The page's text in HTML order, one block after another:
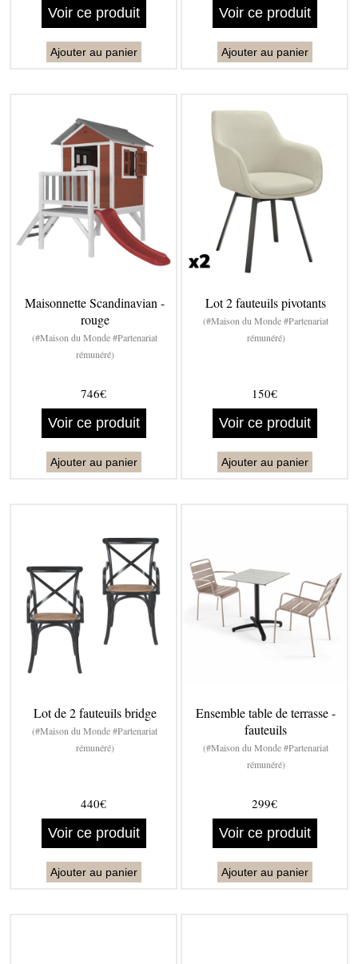
Voir ce produit
Ajouter au panier
Voir ce produit
Ajouter au panier
Maisonnette Scandinavian -
rouge
(#Maison du Monde #Partenariat
rémunéré)
746€
Voir ce produit
Ajouter au panier
Lot 2 fauteuils pivotants
(#Maison du Monde #Partenariat
rémunéré)
150€
Voir ce produit
Ajouter au panier
Lot de 2 fauteuils bridge
(#Maison du Monde #Partenariat
rémunéré)
440€
Voir ce produit
Ajouter au panier
Ensemble table de terrasse -
fauteuils
(#Maison du Monde #Partenariat
rémunéré)
299€
Voir ce produit
Ajouter au panier